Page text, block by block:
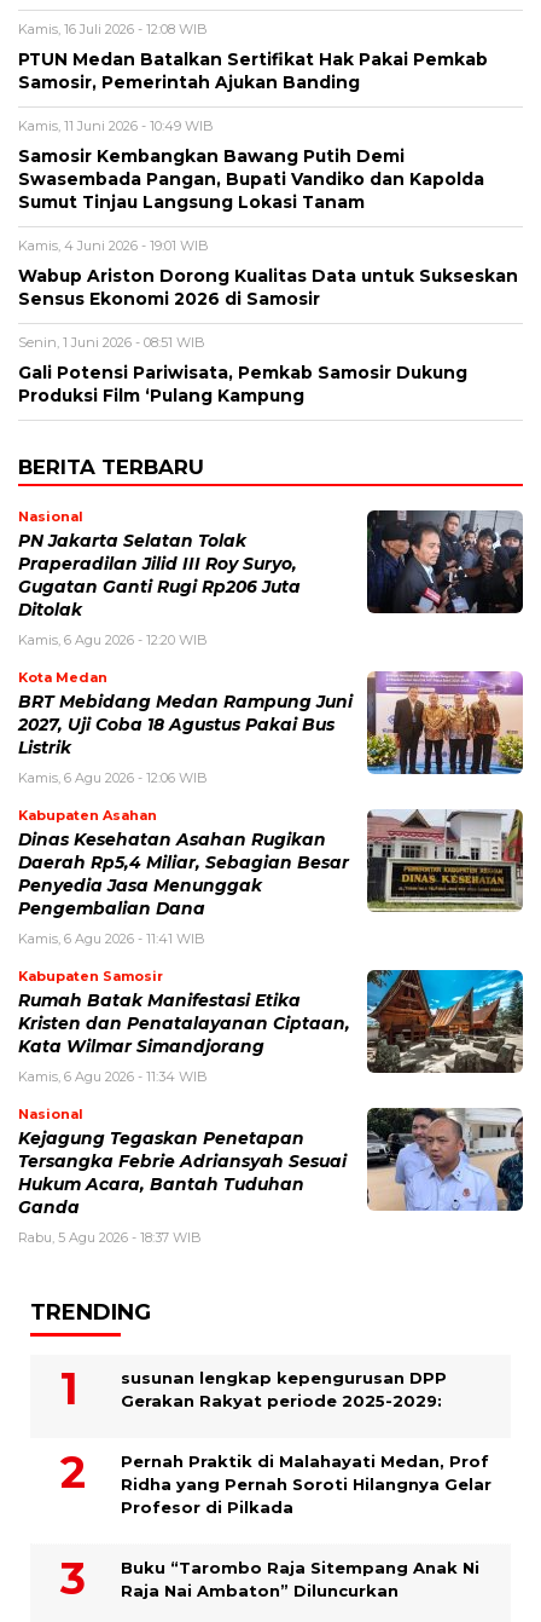
Kamis, 16 Juli 2026 - 12:08 WIB
PTUN Medan Batalkan Sertifikat Hak Pakai Pemkab
Samosir, Pemerintah Ajukan Banding
Kamis, 11 Juni 2026 - 10:49 WIB
Samosir Kembangkan Bawang Putih Demi
Swasembada Pangan, Bupati Vandiko dan Kapolda
Sumut Tinjau Langsung Lokasi Tanam
Kamis, 4 Juni 2026 - 19:01 WIB
​Wabup Ariston Dorong Kualitas Data untuk Sukseskan
Sensus Ekonomi 2026 di Samosir
Senin, 1 Juni 2026 - 08:51 WIB
Gali Potensi Pariwisata, Pemkab Samosir Dukung
Produksi Film ‘Pulang Kampung
BERITA TERBARU
Nasional
PN Jakarta Selatan Tolak
Praperadilan Jilid III Roy Suryo,
Gugatan Ganti Rugi Rp206 Juta
Ditolak
Kamis, 6 Agu 2026 - 12:20 WIB
Kota Medan
BRT Mebidang Medan Rampung Juni
2027, Uji Coba 18 Agustus Pakai Bus
Listrik
Kamis, 6 Agu 2026 - 12:06 WIB
Kabupaten Asahan
Dinas Kesehatan Asahan Rugikan
Daerah Rp5,4 Miliar, Sebagian Besar
Penyedia Jasa Menunggak
Pengembalian Dana
Kamis, 6 Agu 2026 - 11:41 WIB
Kabupaten Samosir
Rumah Batak Manifestasi Etika
Kristen dan Penatalayanan Ciptaan,
Kata Wilmar Simandjorang
Kamis, 6 Agu 2026 - 11:34 WIB
Nasional
Kejagung Tegaskan Penetapan
Tersangka Febrie Adriansyah Sesuai
Hukum Acara, Bantah Tuduhan
Ganda
Rabu, 5 Agu 2026 - 18:37 WIB
TRENDING
susunan lengkap kepengurusan DPP
Gerakan Rakyat periode 2025-2029:
Pernah Praktik di Malahayati Medan, Prof
Ridha yang Pernah Soroti Hilangnya Gelar
Profesor di Pilkada
Buku “Tarombo Raja Sitempang Anak Ni
Raja Nai Ambaton” Diluncurkan